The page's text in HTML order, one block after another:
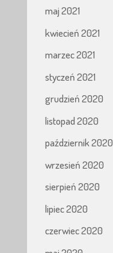
maj 2021
kwiecień 2021
marzec 2021
styczeń 2021
grudzień 2020
listopad 2020
październik 2020
wrzesień 2020
sierpień 2020
lipiec 2020
czerwiec 2020